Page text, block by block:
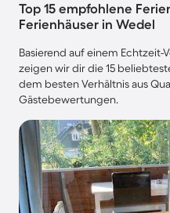
Top 15 empfohlene
Ferienhäuser in Wedel
Basierend auf einem Echtzeit-
zeigen wir dir die 15
dem besten Verhältnis aus
Gästebewertungen.